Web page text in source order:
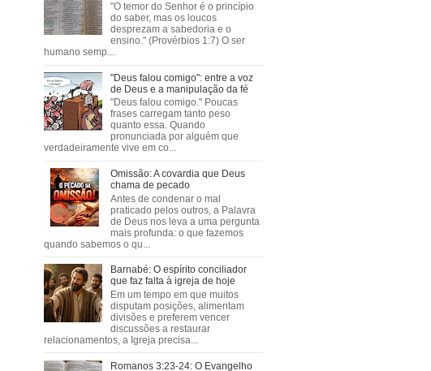
"O temor do Senhor é o princípio
do saber, mas os loucos
desprezam a sabedoria e o
ensino." (Provérbios 1:7) O ser
humano semp...
"Deus falou comigo": entre a voz
de Deus e a manipulação da fé
"Deus falou comigo." Poucas
frases carregam tanto peso
quanto essa. Quando
pronunciada por alguém que
verdadeiramente vive em co...
Omissão: A covardia que Deus
chama de pecado
Antes de condenar o mal
praticado pelos outros, a Palavra
de Deus nos leva a uma pergunta
mais profunda: o que fazemos
quando sabemos o qu...
Barnabé: O espírito conciliador
que faz falta à igreja de hoje
Em um tempo em que muitos
disputam posições, alimentam
divisões e preferem vencer
discussões a restaurar
relacionamentos, a Igreja precisa...
Romanos 3:23-24: O Evangelho